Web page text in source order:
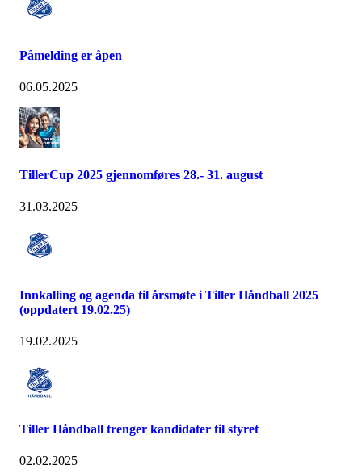
Påmelding er åpen
06.05.2025
TillerCup 2025 gjennomføres 28.- 31. august
31.03.2025
Innkalling og agenda til årsmøte i Tiller Håndball 2025
(oppdatert 19.02.25)
19.02.2025
Tiller Håndball trenger kandidater til styret
02.02.2025